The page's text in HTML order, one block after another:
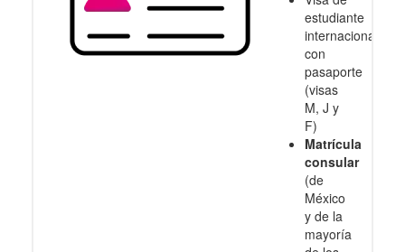
estudiante
internacional
con
pasaporte
(visas
M, J y
F)
Matrícula
consular
(de
México
y de la
mayoría